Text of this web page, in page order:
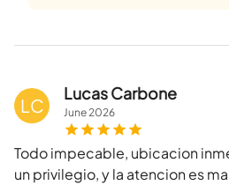
LC
Lucas Carbone
June2026
Todo impecable, ubicacion
un privilegio, y la atencion es